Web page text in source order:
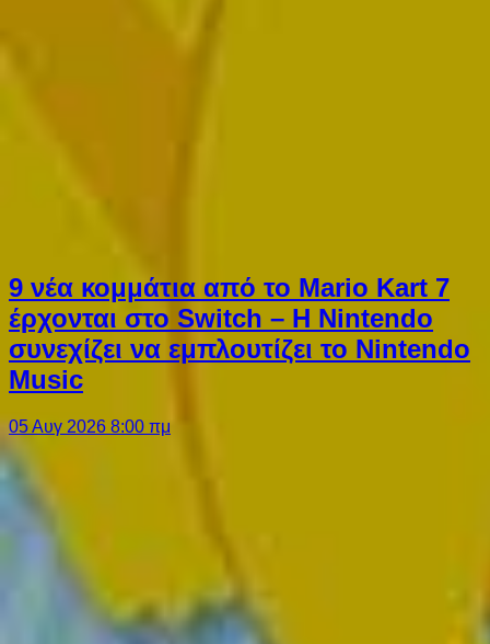
9 νέα κομμάτια από το Mario Kart 7
έρχονται στο Switch – Η Nintendo
συνεχίζει να εμπλουτίζει το Nintendo
Music
05 Αυγ 2026 8:00 πμ